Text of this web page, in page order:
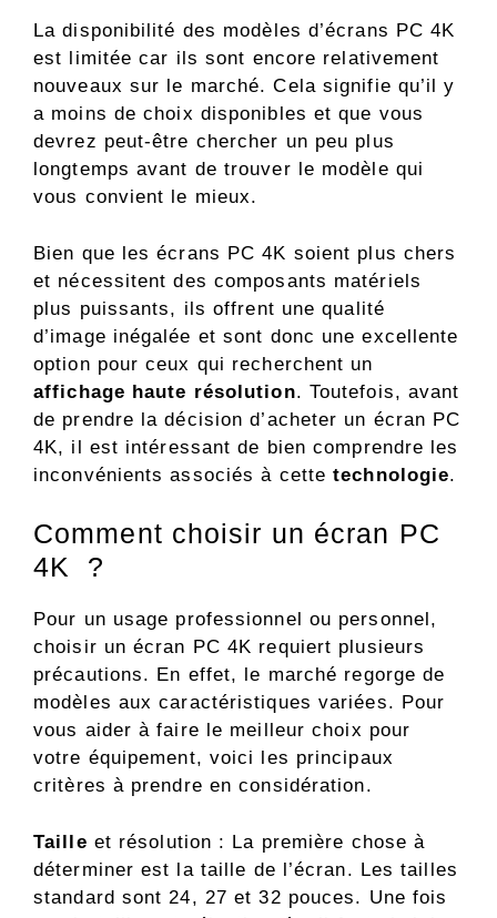
La disponibilité des modèles d’écrans PC 4K
est limitée car ils sont encore relativement
nouveaux sur le marché. Cela signifie qu’il y
a moins de choix disponibles et que vous
devrez peut-être chercher un peu plus
longtemps avant de trouver le modèle qui
vous convient le mieux.
Bien que les écrans PC 4K soient plus chers
et nécessitent des composants matériels
plus puissants, ils offrent une qualité
d’image inégalée et sont donc une excellente
option pour ceux qui recherchent un
affichage haute résolution. Toutefois, avant
de prendre la décision d’acheter un écran PC
4K, il est intéressant de bien comprendre les
inconvénients associés à cettetechnologie.
Comment choisir un écran PC
4K ?
Pour un usage professionnel ou personnel,
choisir un écran PC 4K requiert plusieurs
précautions. En effet, le marché regorge de
modèles aux caractéristiques variées. Pour
vous aider à faire le meilleur choix pour
votre équipement, voici les principaux
critères à prendre en considération.
Taille et résolution : La première chose à
déterminer est la taille de l’écran. Les tailles
standard sont 24, 27 et 32 pouces. Une fois